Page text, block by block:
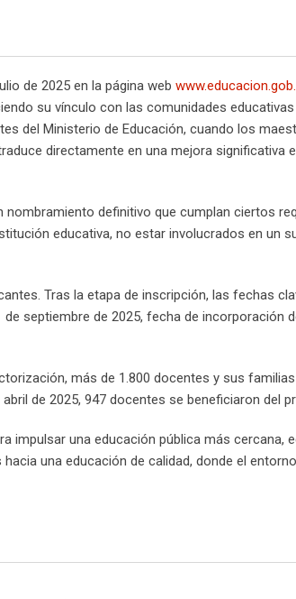
de 2025 en la página web
su vínculo con las comunidades
del Ministerio de Educación, cuando los
directamente en una mejora significativa
definitivo que cumplan ciertos
educativa, no estar involucrados en un
Tras la etapa de inscripción, las fechas
septiembre de 2025, fecha de incorporación
más de 1.800 docentes y sus
de 2025, 947 docentes se beneficiaron del
impulsar una educación pública más cercana,
una educación de calidad, donde el